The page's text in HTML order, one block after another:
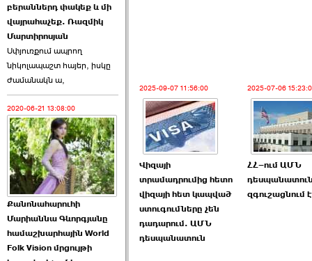
2026-06-25 23:21:00
Պաշտոնակռիվը սկսված
է. «Հրապարակ» ›››
2026-06-25 17:13:00
ԱԺ նախագահի
բերաններդ փակեք և մի
վայրահաչեք. Ռազմիկ
Մարտիրոսյան
Սփյուռքում ապրող
նիկոլապաշտ հայեր, իսկը
ժամանակն ա,
2020-06-21 13:08:00
Քանոնահարուհի
Մարիաննա Գևորգյանը
համաշխարհային World
Folk Vision մրցույթի
2025-09-07 11:56:00
Վիզայի
տրամադրումից հետո
վիզայի հետ կապված
ստուգումները չեն
դադարում. ԱՄՆ
դեսպանատուն
2025-07-06
ՀՀ–ում ԱՄՆ
զգուշացնում է